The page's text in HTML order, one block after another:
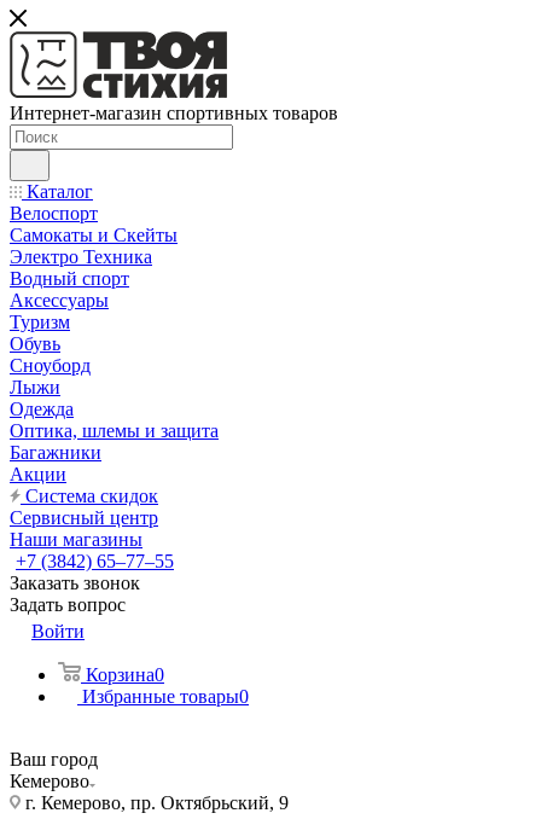
Интернет-магазин спортивных товаров
Каталог
Велоспорт
Самокаты и Скейты
Электро Техника
Водный спорт
Аксессуары
Туризм
Обувь
Сноуборд
Лыжи
Одежда
Оптика, шлемы и защита
Багажники
Акции
Система скидок
Сервисный центр
Наши магазины
+7 (3842) 65–77–55
Заказать звонок
Задать вопрос
Войти
Корзина0
Избранные товары0
Ваш город
Кемерово
г. Кемерово, пр. Октябрьский, 9